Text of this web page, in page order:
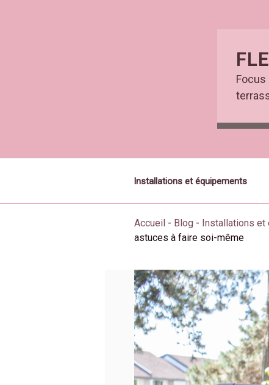
Installations et équipements
Accueil - Blog - Installations et
astuces à faire soi-même